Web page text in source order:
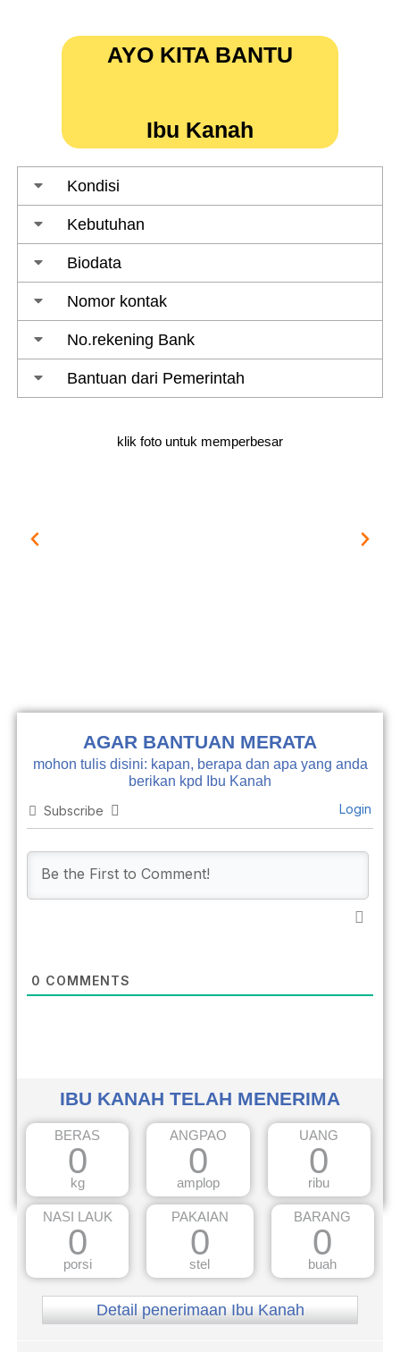
AYO KITA BANTU
Ibu Kanah
Kondisi
Kebutuhan
Biodata
Nomor kontak
No.rekening Bank
Bantuan dari Pemerintah
klik foto untuk memperbesar
AGAR BANTUAN MERATA
mohon tulis disini: kapan, berapa dan apa yang anda
berikan kpd Ibu Kanah
Subscribe
Login
0 COMMENTS
IBU KANAH TELAH MENERIMA
BERAS
kg
0
ANGPAO
amplop
0
UANG
ribu
0
NASI LAUK
porsi
0
PAKAIAN
stel
0
BARANG
buah
0
Detail penerimaan Ibu Kanah